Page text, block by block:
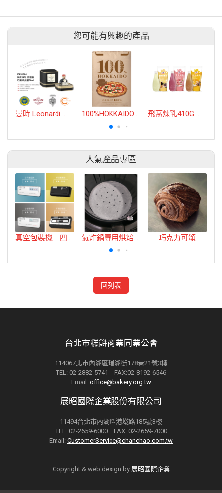
您可能有興趣的產品
曼時 Leonardi 皇室繽紛果味系列 Defrutum I.G.P 20 年 陳釀莫德納巴薩米克櫻桃木醋 100%HOKKAIDO PIZZA專用粉 飛燕煉乳410G 香濃三重奏系列_原味/草莓/起司
人氣產品專區
真空包裝機｜四款 氣炸鍋專用烘焙紙 巧克力可頌
回列表
台北市糕餅商業同業公會
114067北市內湖區瑞湖街178巷21號3樓
TEL: 02-2882-5741 FAX:02-8192-6546
Email: office@bakery.org.tw
展昭國際企業股份有限公司
11494台北市內湖區港墘路185號3樓
TEL: 02-2659-6000 FAX: 02-2659-7000
Email: CustomerService@chanchao.com.tw
Copyright & web design by 展昭國際企業